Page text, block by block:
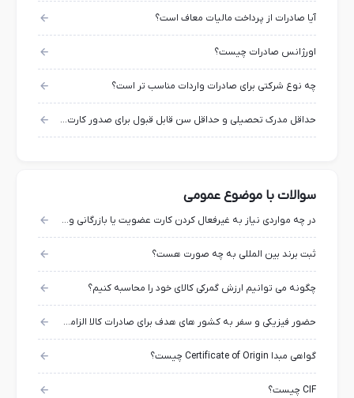
آیا صادرات از پرداخت مالیات معاف است؟
اورژانس صادرات چیست؟
چه نوع شرکتی برای صادرات واردات مناسب تر است؟
حداقل مدرک تحصیلی و حداقل سن قابل قبول برای صدور کارت بازرگانی چیست؟
سوالات با موضوع عمومی
در چه مواردی نیاز به غیرفعال کردن کارت عضویت یا بازرگانی وجود دارد؟
ثبت برند بین المللی به چه صورت هست؟
چگونه می توانیم ارزش گمرکی کالای خود را محاسبه کنیم؟
حضور فیزیکی و سفر به کشور های هدف برای صادرات کالا الزامی است؟
گواهی مبدا Certificate of Origin چیست؟
CIF چیست؟